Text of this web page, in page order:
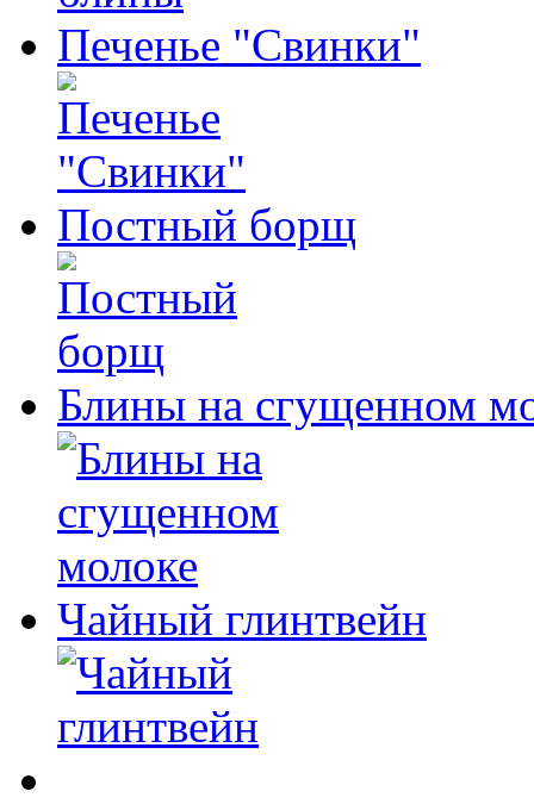
Печенье "Свинки"
Постный борщ
Блины на сгущенном
Чайный глинтвейн